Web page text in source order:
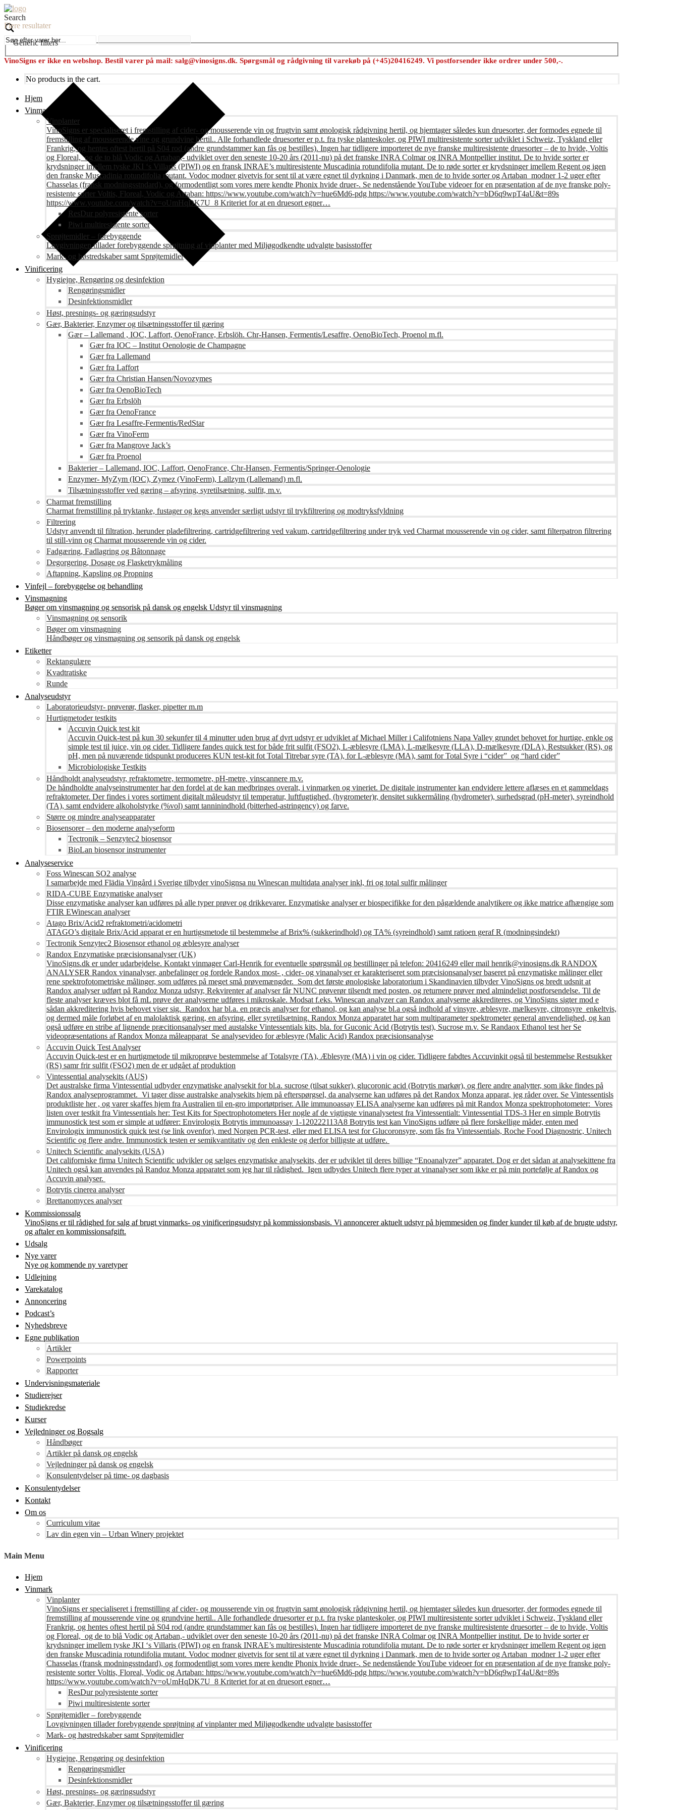
Search
Flere resultater
Generic filters
VinoSigns er ikke en webshop. Bestil varer på mail: salg@vinosigns.dk. Spørgsmål og rådgivning til varekøb på (+45)20416249. Vi postforsender ikke ordrer under 500,-.
No products in the cart.
Hjem
Vinmark
Vinplanter
VinoSigns er specialiseret i fremstilling af cider- og mousserende vin og frugtvin samt ønologisk rådgivning hertil, og hjemtager således kun druesorter, der formodes egnede til
fremstilling af mousserende vine og grundvine hertil.. Alle forhandlede druesorter er p.t. fra tyske planteskoler, og PIWI multiresistente sorter udviklet i Schweiz, Tyskland eller
Frankrig, og hentes oftest hertil på S04 rod (andre grundstammer kan fås og bestilles). Ingen har tidligere importeret de nye franske multiresistente druesorter – de to hvide, Voltis
og Floreal, og de to blå Vodic og Artaban,- udviklet over den seneste 10-20 års (2011-nu) på det franske INRA Colmar og INRA Montpellier institut. De to hvide sorter er
krydsninger imellem tyske JKI ‘s Villaris (PIWI) og en fransk INRAE’s multiresistente Muscadinia rotundifolia mutant. De to røde sorter er krydsninger imellem Regent og igen
den franske Muscadinia rotundifolia mutant. Vodoc modner givetvis for sent til at være egnet til dyrkning i Danmark, men de to hvide sorter og Artaban modner 1-2 uger efter
Chasselas (fransk modningsstndard), og formodentligt som vores mere kendte Phonix hvide druer-. Se nedenstående YouTube videoer for en præsentation af de nye franske poly-
resistente sorter Voltis, Floreal, Vodic og Artaban: https://www.youtube.com/watch?v=hue6Md6-pdg https://www.youtube.com/watch?v=bD6q9wpT4aU&t=89s
https://www.youtube.com/watch?v=oUmHqDK7U_8 Kriteriet for at en druesort egner…
ResDur polyresistente sorter
Piwi multiresistente sorter
Sprøjtemidler – forebyggende
Lovgivningen tillader forebyggende sprøjtning af vinplanter med Miljøgodkendte udvalgte basisstoffer
Mark- og høstredskaber samt Sprøjtemidler
Vinificering
Hygiejne, Rengøring og desinfektion
Rengøringsmidler
Desinfektionsmidler
Høst, presnings- og gæringsudstyr
Gær, Bakterier, Enzymer og tilsætningsstoffer til gæring
Gær – Lallemand , IOC, Laffort, OenoFrance, Erbslöh. Chr-Hansen, Fermentis/Lesaffre, OenoBioTech, Proenol m.fl.
Gær fra IOC – Institut Oenologie de Champagne
Gær fra Lallemand
Gær fra Laffort
Gær fra Christian Hansen/Novozymes
Gær fra OenoBioTech
Gær fra Erbslöh
Gær fra OenoFrance
Gær fra Lesaffre-Fermentis/RedStar
Gær fra VinoFerm
Gær fra Mangrove Jack’s
Gær fra Proenol
Bakterier – Lallemand, IOC, Laffort, OenoFrance, Chr-Hansen, Fermentis/Springer-Oenologie
Enzymer- MyZym (IOC), Zymez (VinoFerm), Lallzym (Lallemand) m.fl.
Tilsætningsstoffer ved gæring – afsyring, syretilsætning, sulfit, m.v.
Charmat fremstilling
Charmat fremstilling på tryktanke, fustager og kegs anvender særligt udstyr til trykfiltrering og modtryksfyldning
Filtrering
Udstyr anvendt til filtration, herunder pladefiltrering, cartridgefiltrering ved vakum, cartridgefiltrering under tryk ved Charmat mousserende vin og cider, samt filterpatron filtrering
til still-vinn og Charmat mousserende vin og cider.
Fadgæring, Fadlagring og Bâtonnage
Degorgering, Dosage og Flasketrykmåling
Aftapning, Kapsling og Propning
Vinfejl – forebyggelse og behandling
Vinsmagning
Bøger om vinsmagning og sensorisk på dansk og engelsk Udstyr til vinsmagning
Vinsmagning og sensorik
Bøger om vinsmagning
Håndbøger og vinsmagning og sensorik på dansk og engelsk
Etiketter
Rektangulære
Kvadtratiske
Runde
Analyseudstyr
Laboratorieudstyr- prøverør, flasker, pipetter m.m
Hurtigmetoder testkits
Accuvin Quick test kit
Accuvin Quick-test på kun 30 sekunfer til 4 minutter uden brug af dyrt udstyr er udviklet af Michael Miller i Califotniens Napa Valley grundet behovet for hurtige, enkle og
simple test til juice, vin og cider. Tidligere fandes quick test for både frit sulfit (FSO2), L-æblesyre (LMA), L-mælkesyre (LLA), D-mælkesyre (DLA), Restsukker (RS), og
pH, men på nuværende tidspunkt produceres KUN test-kit fot Total Titrebar syre (TA), for L-æblesyre (MA), samt for Total Syre i “cider” og “hard cider”
Microbiologiske Testkits
Håndholdt analyseudstyr, refraktometre, termometre, pH-metre, vinscannere m.v.
De håndholdte analyseinstrumenter har den fordel at de kan medbringes overalt, i vinmarken og vineriet. De digitale instrumenter kan endvidere lettere aflæses en et gammeldags
refraktometer. Der findes i vores sortiment digitalt måleudstyr til temperatur, luftfugtighed, (hygrometer)r, densitet sukkermåling (hydrometer), surhedsgrad (pH-meter), syreindhold
(TA), samt endvidere alkoholstyrke (%vol) samt tanninindhold (bitterhed-astringency) og farve.
Større og mindre analyseapparater
Biosensorer – den moderne analyseform
Tectronik – Senzytec2 biosensor
BioLan biosensor instrumenter
Analyseservice
Foss Winescan SO2 analyse
I samarbejde med Flädia Vingård i Sverige tilbyder vinoSignsa nu Winescan multidata analyser inkl, fri og total sulfir målinger
RIDA-CUBE Enzymatiske analyser
Disse enzymatiske analyser kan udføres på alle typer prøver og drikkevarer. Enzymatiske analyser er biospecifikke for den pågældende analytikere og ikke matrice afhængige som
FTIR EWinescan analyser
Atago Brix/Acid2 refraktometri/acidometri
ATAGO’s digitale Brix/Acid apparat er en hurtigsmetode til bestemmelse af Brix% (sukkerindhold) og TA% (syreindhold) samt ratioen geraf R (modningsindekt)
Tectronik Senzytec2 Biosensor ethanol og æblesyre analyser
Randox Enzymatiske præcisionsanalyser (UK)
VinoSigns.dk er under udarbejdelse. Kontakt vinmager Carl-Henrik for eventuelle spørgsmål og bestillinger på telefon: 20416249 eller mail henrik@vinosigns.dk RANDOX
ANALYSER Randox vinanalyser, anbefalinger og fordele Randox most- , cider- og vinanalyser er karakteriseret som præcisionsanalyser baseret på enzymatiske målinger eller
rene spektrofotometriske målinger, som udføres på meget små prøvemængder. Som det første ønologiske laboratorium i Skandinavien tilbyder VinoSigns og bredt udsnit at
Randox analyser udført på Randoz Monza udstyr, Rekvirenter af analyser får NUNC prøverør tilsendt med posten, og returnere prøver med almindeligt postforsendelse. Til de
fleste analyser kræves blot få mL prøve der analyserne udføres i mikroskale. Modsat f.eks. Winescan analyzer can Randox analyserne akkrediteres, og VinoSigns sigter mod e
sådan akkreditering hvis behovet viser sig. Randox har bl.a. en præcis analyser for ethanol, og kan analyse bl.a også indhold af vinsyre, æblesyre, mælkesyre, citronsyre enkeltvis,
og dermed måle forløbet af en malolaktisk gæring, en afsyring, eller syretilsætning. Randox Monza apparatet har som multiparameter spektrometer general anvendelighed, og kan
også udføre en stribe af lignende præcitionsanalyser med austalske Vintessentials kits, bla. for Guconic Acid (Botrytis test), Sucrose m.v. Se Randaox Ethanol test her Se
videopræsentations af Randox Monza måleapparat Se analysevideo for æblesyre (Malic Acid) Randox præcisionsanalyse
Accuvin Quick Test Analyser
Accuvin Quick-test er en hurtigmetode til mikroprøve bestemmelse af Totalsyre (TA), Æblesyre (MA) i vin og cider. Tidligere fabdtes Accuvinkit også til bestemmelse Restsukker
(RS) samr frir sulfit (FSO2) men de er udgået af produktion
Vintessential analysekits (AUS)
Det australske firma Vintessential udbyder enzymatiske analysekit for bl.a. sucrose (tilsat sukker), glucoronic acid (Botrytis markør), og flere andre analytter, som ikke findes på
Randox analyseprogrammet. Vi tager disse australske analysekits hjem på efterspørgsel, da analyserne kan udføres på det Randox Monza apparat, jeg råder over. Se Vintessentisls
produktliste her , og varer skaffes hjem fra Australien til en-gro importøtpriser. Alle immunoassay ELISA analyserne kan udføres på mit Randox Monza spektrophotometer: Vores
listen over testkit fra Vintessentials her: Test Kits for Spectrophotometers Her nogle af de vigtigste vinanalysetest fra Vintessentialt: Vintessential TDS-3 Her en simple Botrytis
immunostick test som er simple at udfører: Envirologix Botrytis immunoassay 1-120222113A8 Botrytis test kan VinoSigns udføre på flere forskellige måder, enten med
Envirologix immunostick quick test (se link ovenfor), med Norgen PCR-test, eller med ELISA test for Glucoronsyre, som fås fra Vintessentials, Roche Food Diagnostric, Unitech
Scientific og flere andre. Immunostick testen er semikvantitativ og den enkleste og derfor billigste at udføre.
Unitech Scientific analysekits (USA)
Det californiske firma Unitech Scientific udvikler og sælges enzymatiske analysekits, der er udviklet til deres billige “Enoanalyzer” apparatet. Dog er det sådan at analysekittene fra
Unitech også kan anvendes på Randoz Monza apparatet som jeg har til rådighed. Igen udbydes Unitech flere typer at vinanalyser som ikke er på min portefølje af Randox og
Accuvin analyser.
Botrytis cinerea analyser
Brettanomyces analyser
Kommissionssalg
VinoSigns er til rådighed for salg af brugt vinmarks- og vinificeringsudstyr på kommissionsbasis. Vi annoncerer aktuelt udstyr på hjemmesiden og finder kunder til køb af de brugte udstyr,
og aftaler en kommissionsafgift.
Udsalg
Nye varer
Nye og kommende ny varetyper
Udlejning
Varekatalog
Annoncering
Podcast’s
Nyhedsbreve
Egne publikation
Artikler
Powerpoints
Rapporter
Undervisningsmateriale
Studierejser
Studiekredse
Kurser
Vejledninger og Bogsalg
Håndbøger
Artikler på dansk og engelsk
Vejledninger på dansk og engelsk
Konsulentydelser på time- og dagbasis
Konsulentydelser
Kontakt
Om os
Curriculum vitae
Lav din egen vin – Urban Winery projektet
Main Menu
Hjem
Vinmark
Vinplanter
VinoSigns er specialiseret i fremstilling af cider- og mousserende vin og frugtvin samt ønologisk rådgivning hertil, og hjemtager således kun druesorter, der formodes egnede til
fremstilling af mousserende vine og grundvine hertil.. Alle forhandlede druesorter er p.t. fra tyske planteskoler, og PIWI multiresistente sorter udviklet i Schweiz, Tyskland eller
Frankrig, og hentes oftest hertil på S04 rod (andre grundstammer kan fås og bestilles). Ingen har tidligere importeret de nye franske multiresistente druesorter – de to hvide, Voltis
og Floreal, og de to blå Vodic og Artaban,- udviklet over den seneste 10-20 års (2011-nu) på det franske INRA Colmar og INRA Montpellier institut. De to hvide sorter er
krydsninger imellem tyske JKI ‘s Villaris (PIWI) og en fransk INRAE’s multiresistente Muscadinia rotundifolia mutant. De to røde sorter er krydsninger imellem Regent og igen
den franske Muscadinia rotundifolia mutant. Vodoc modner givetvis for sent til at være egnet til dyrkning i Danmark, men de to hvide sorter og Artaban modner 1-2 uger efter
Chasselas (fransk modningsstndard), og formodentligt som vores mere kendte Phonix hvide druer-. Se nedenstående YouTube videoer for en præsentation af de nye franske poly-
resistente sorter Voltis, Floreal, Vodic og Artaban: https://www.youtube.com/watch?v=hue6Md6-pdg https://www.youtube.com/watch?v=bD6q9wpT4aU&t=89s
https://www.youtube.com/watch?v=oUmHqDK7U_8 Kriteriet for at en druesort egner…
ResDur polyresistente sorter
Piwi multiresistente sorter
Sprøjtemidler – forebyggende
Lovgivningen tillader forebyggende sprøjtning af vinplanter med Miljøgodkendte udvalgte basisstoffer
Mark- og høstredskaber samt Sprøjtemidler
Vinificering
Hygiejne, Rengøring og desinfektion
Rengøringsmidler
Desinfektionsmidler
Høst, presnings- og gæringsudstyr
Gær, Bakterier, Enzymer og tilsætningsstoffer til gæring